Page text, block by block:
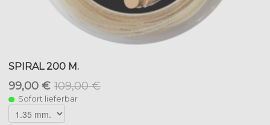
SPIRAL 200 M.
99,00 € 109,00 €
Sofort lieferbar